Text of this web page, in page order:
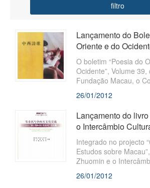
filtro
Lançamento do
Oriente e do
O boletim “Poesia do
Ocidente”, Volume
Fundação Macau, o
da Associação dos
Província de
recentemente
atitude liberta,
boletim criou uma
artísticas no âmbito
26/01/2012
Lançamento do
o Intercâmbio
e o Ocidente -
Integrado no projecto
Estudos sobre
Zhuomin e o
China e o Ocidente -
Teses do 2.º Fórum
26/01/2012